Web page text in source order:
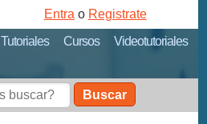
Tutoriales Cursos
Videotutoriales
Entra o Registrate
Buscar